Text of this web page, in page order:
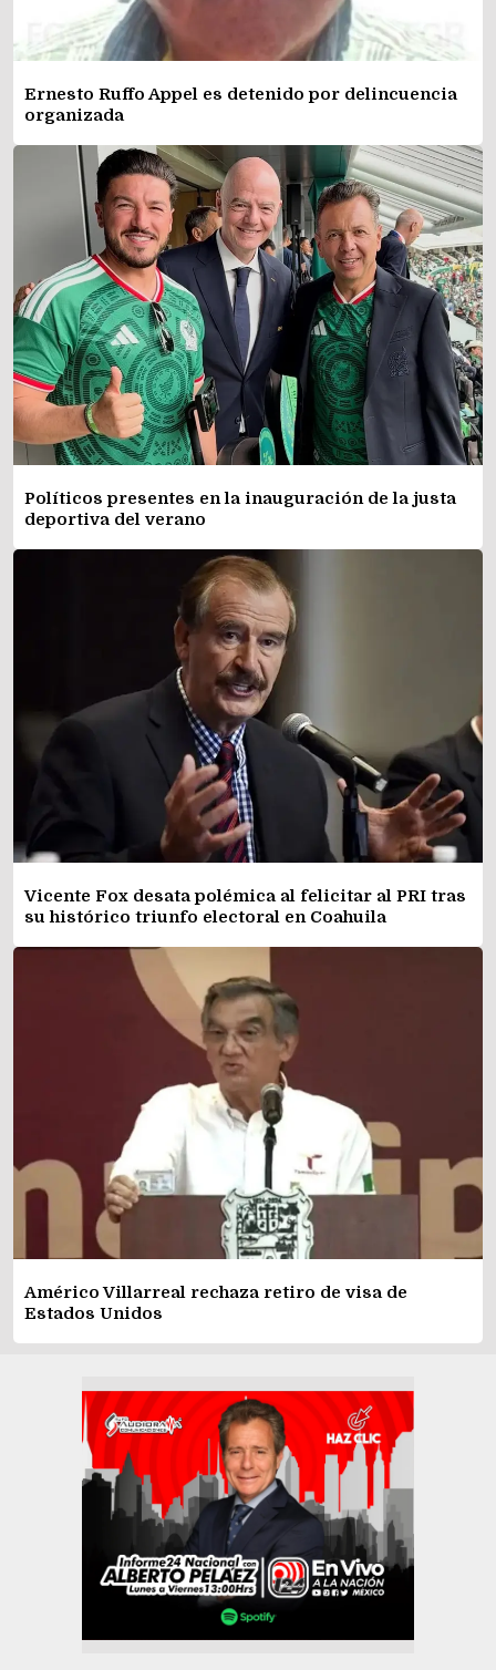
Ernesto Ruffo Appel es detenido por delincuencia
organizada
Políticos presentes en la inauguración de la justa
deportiva del verano
Vicente Fox desata polémica al felicitar al PRI tras
su histórico triunfo electoral en Coahuila
Américo Villarreal rechaza retiro de visa de
Estados Unidos